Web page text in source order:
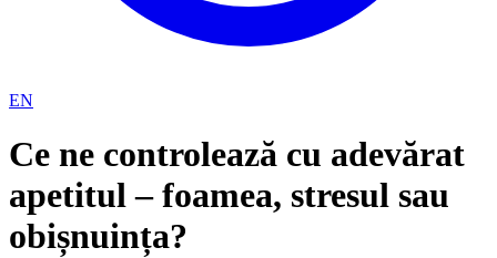
EN
Ce ne controlează cu adevărat
apetitul – foamea, stresul sau
obișnuința?